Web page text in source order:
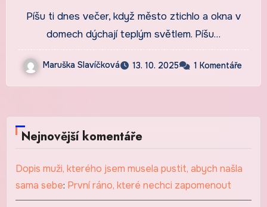
Píšu ti dnes večer, když město ztichlo a okna v
domech dýchají teplým světlem. Píšu…
Maruška Slavíčková 13. 10. 2025 1 Komentáře
Nejnovější komentáře
Dopis muži, kterého jsem musela pustit, abych našla
sama sebe: První ráno, které nechci zapomenout